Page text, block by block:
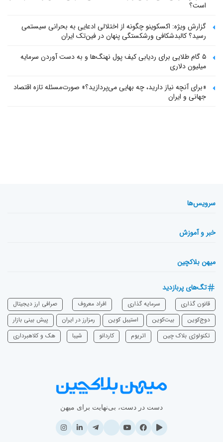
است؟
گزارش ویژه: اکسکوینو چگونه از اختلالی ادعایی به بحرانی سیستمی
رسید؟ کالبدشکافی ورشکستگی پنهان در فین‌تک ایران
۵ گام طلایی برای ردیابی کیف پول‌ نهنگ‌ها و به دست آوردن سرمایه
میلیون دلاری
«برای آنچه نیاز دارید، چه بهایی می‌پردازید؟» صورت‌مسئله تازه اقتصاد
جهانی و ایران
سرویس‌ها
خبر و آموزش
میهن بلاکچین
تگ‌های پربازدید
قانون گذاری سرمایه‌ گذاری افراد معروف
صرافی ارز دیجیتال
دوج‌کوین
بیت‌کوین استیبل کوین رمزارز در ایران
پیش بینی بازار
تکنولوژی بلاک چین
اتریوم ‌کاردانو شیبا هک و کلاهبرداری
دست در دست، بی‌نهایت برای میهن